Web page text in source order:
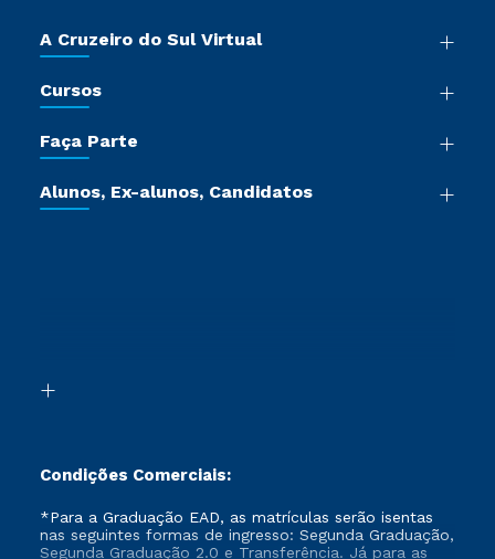
A Cruzeiro do Sul Virtual
Sala de Imprensa
Certificadoras
Jornada do Aluno
Cursos
Pós-graduação
Cursos Livres
Faça Parte
Vestibular Redação
Formação Pedagógica - R2
Alunos, Ex-alunos, Candidatos
Condições Comerciais:
*Para a Graduação EAD, as matrículas serão isentas
nas seguintes formas de ingresso: Segunda Graduação,
Segunda Graduação 2.0 e Transferência. Já para as